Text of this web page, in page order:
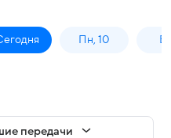
Пн, 10
передачи